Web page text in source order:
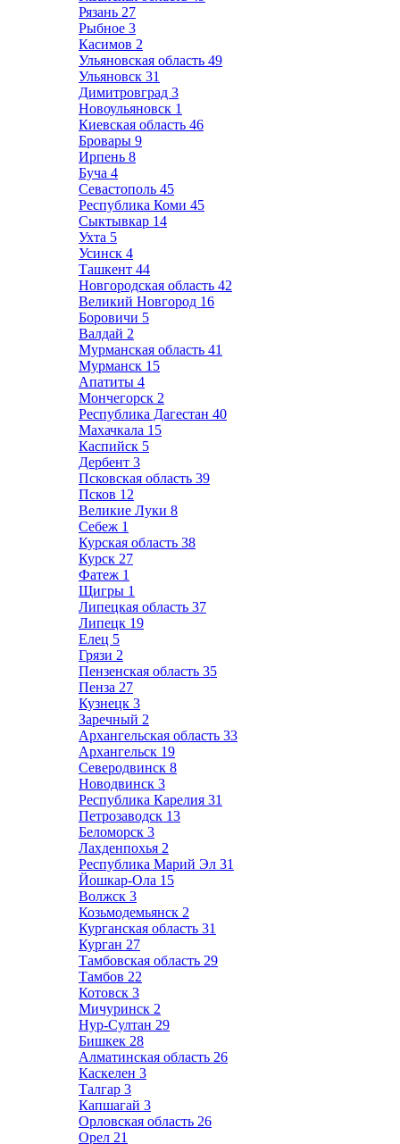
Рязань 27
Рыбное 3
Касимов 2
Ульяновская область 49
Ульяновск 31
Димитровград 3
Новоульяновск 1
Киевская область 46
Бровары 9
Ирпень 8
Буча 4
Севастополь 45
Республика Коми 45
Сыктывкар 14
Ухта 5
Усинск 4
Ташкент 44
Новгородская область 42
Великий Новгород 16
Боровичи 5
Валдай 2
Мурманская область 41
Мурманск 15
Апатиты 4
Мончегорск 2
Республика Дагестан 40
Махачкала 15
Каспийск 5
Дербент 3
Псковская область 39
Псков 12
Великие Луки 8
Себеж 1
Курская область 38
Курск 27
Фатеж 1
Щигры 1
Липецкая область 37
Липецк 19
Елец 5
Грязи 2
Пензенская область 35
Пенза 27
Кузнецк 3
Заречный 2
Архангельская область 33
Архангельск 19
Северодвинск 8
Новодвинск 3
Республика Карелия 31
Петрозаводск 13
Беломорск 3
Лахденпохья 2
Республика Марий Эл 31
Йошкар-Ола 15
Волжск 3
Козьмодемьянск 2
Курганская область 31
Курган 27
Тамбовская область 29
Тамбов 22
Котовск 3
Мичуринск 2
Нур-Султан 29
Бишкек 28
Алматинская область 26
Каскелен 3
Талгар 3
Капшагай 3
Орловская область 26
Орел 21